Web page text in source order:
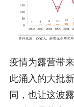
疫情为露营带
此涌入的大批
同，也让这波